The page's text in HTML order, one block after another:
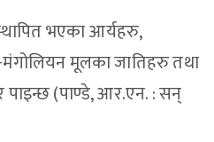
भएका आर्यहरु,
मूलका जातिहरु तथा
(पाण्डे, आर.एन. : सन्